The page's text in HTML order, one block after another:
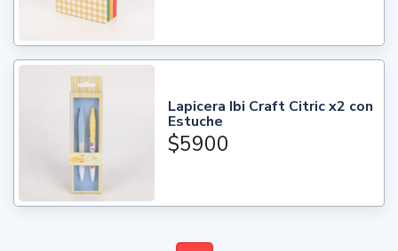
Lapicera Ibi Craft Citric x2 con
Estuche
$5900